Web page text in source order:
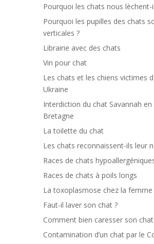
Pourquoi les chats nous lèchent-
Pourquoi les pupilles des chats
verticales ?
Librairie avec des chats
Vin pour chat
Les chats et les chiens victimes
Ukraine
Interdiction du chat Savannah en
Bretagne
La toilette du chat
Les chats reconnaissent-ils leur
Races de chats
Races de chats à poils longs
La toxoplasmose chez la femme
Faut-il laver son chat ?
Comment bien caresser son
Contamination d’un chat par le